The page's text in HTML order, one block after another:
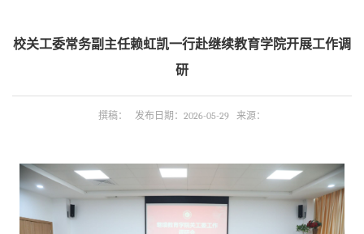
校关工委常务副主任赖虹凯一行赴继续教育学院开展工作调
研
撰稿： 发布日期：2026-05-29 来源：